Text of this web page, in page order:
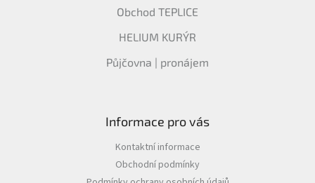
Obchod TEPLICE
HELIUM KURÝR
Půjčovna | pronájem
Informace pro vás
Kontaktní informace
Obchodní podmínky